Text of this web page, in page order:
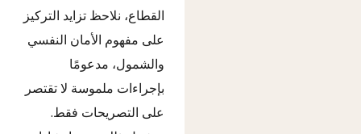
القطاع، نلاحظ تزايد التركيز
على مفهوم الأمان النفسي
والشمول، مدعومًا
بإجراءات ملموسة لا تقتصر
على التصريحات فقط.